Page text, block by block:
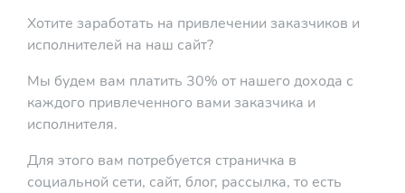
Хотите заработать на привлечении заказчиков и
исполнителей на наш сайт?
Мы будем вам платить 30% от нашего дохода с
каждого привлеченного вами заказчика и
исполнителя.
Для этого вам потребуется страничка в
социальной сети, сайт, блог, рассылка, то есть